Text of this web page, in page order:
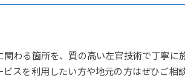
わる箇所を、質の高い左官技術で丁寧
スを利用したい方や地元の方はぜひご相